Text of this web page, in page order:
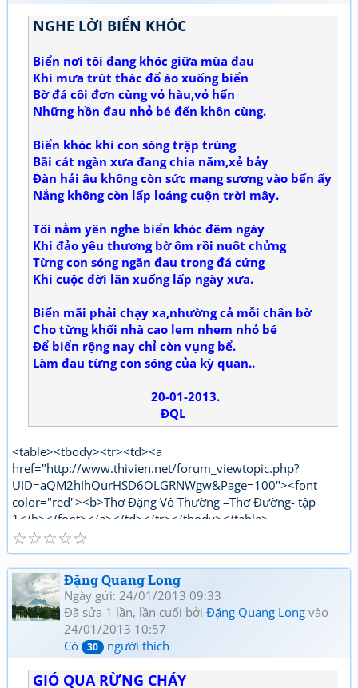
NGHE LỜI BIỂN KHÓC
Biển nơi tôi đang khóc giữa mùa đau
Khi mưa trút thác đổ ào xuống biển
Bờ đá côi đơn cùng vỏ hàu,vỏ hến
Những hồn đau nhỏ bé đến khôn cùng.
Biển khóc khi con sóng trập trùng
Bãi cát ngàn xưa đang chia năm,xẻ bảy
Đàn hải âu không còn sức mang sương vào bến ấy
Nắng không còn lấp loáng cuộn trời mây.
Tôi nằm yên nghe biển khóc đêm ngày
Khi đảo yêu thương bờ ôm rồi nuôt chửng
Từng con sóng ngăn đau trong đá cứng
Khi cuộc đời lăn xuống lấp ngày xưa.
Biển mãi phải chạy xa,nhường cả mỗi chân bờ
Cho từng khối nhà cao lem nhem nhỏ bé
Để biển rộng nay chỉ còn vụng bể.
Làm đau từng con sóng của kỳ quan..
20-01-2013.
ĐQL
<table><tbody><tr><td><a
href="http://www.thivien.net/forum_viewtopic.php?
UID=aQM2hIhQurHSD6OLGRNWgw&Page=100"><font
color="red"><b>Thơ Đặng Vô Thường –Thơ Đường- tập
1</b></font></a></td></tr></tbody></table>
<table><tbody><tr><td><a
href="http://www.thivien.net/forum_viewtopic.php?
UID=1nPi_YLwNjj6jqJJ5OtTPg"><font color="red"><b>Thơ
Đặng Vô Thường Thơ mới - tập 1</b></font></a></td></tr>
</tbody></table>
☆
☆
☆
☆
☆
Đặng Quang Long
Ngày gửi: 24/01/2013 09:33
Đã sửa 1 lần, lần cuối bởi Đặng Quang Long vào
24/01/2013 10:57
Có
30 người thích
GIÓ QUA RỪNG CHÁY